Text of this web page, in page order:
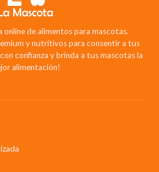
online de alimentos para mascotas.
y nutritivos para consentir a tus
confianza y brinda a tus mascotas la
alimentación!